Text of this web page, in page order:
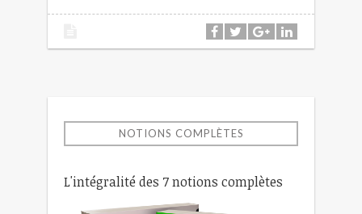
NOTIONS COMPLÈTES
L'intégralité des 7 notions complètes